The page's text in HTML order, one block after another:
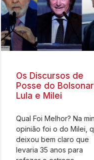
Os Discursos de
Posse do
Lula e Milei
Qual Foi Melhor? Na
opinião foi o do Milei,
deixou bem claro que
levaria 35 anos para